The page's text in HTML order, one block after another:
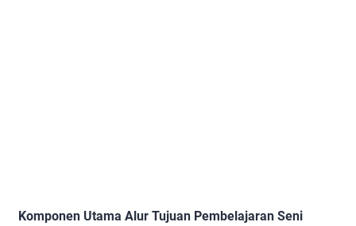
Komponen Utama Alur Tujuan Pembelajaran Seni